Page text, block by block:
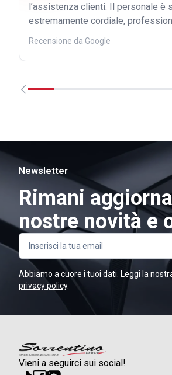
l’assistenza clienti. Il personale è
estremamente cordiale,
Recensione da Google
Newsletter
Rimani
nostre novità e
Abbiamo a cuore i tuoi dati. Leggi la
privacy policy.
Vieni a seguirci sui social!